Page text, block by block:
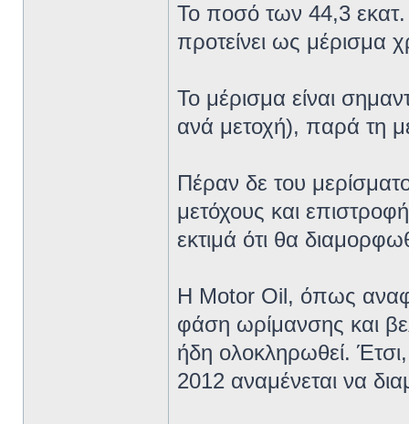
Το ποσό των 44,3
προτείνει ως μέρισμα
Το μέρισμα είναι
ανά μετοχή), παρά τη
Πέραν δε του
μετόχους και
εκτιμά ότι θα
Η Motor Oil, όπως
φάση ωρίμανσης και
ήδη ολοκληρωθεί.
2012 αναμένεται να